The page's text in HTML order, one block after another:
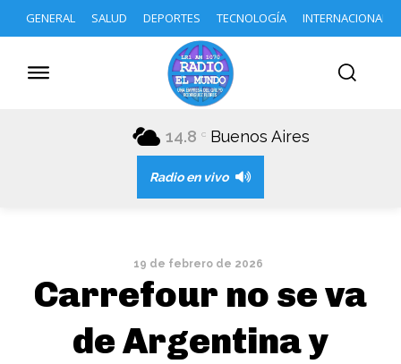
GENERAL SALUD DEPORTES TECNOLOGÍA INTERNACIONAL
14.8 C Buenos Aires
Radio en vivo
19 de febrero de 2026
Carrefour no se va
de Argentina y